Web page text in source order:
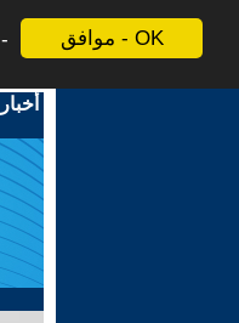
موافق - OK